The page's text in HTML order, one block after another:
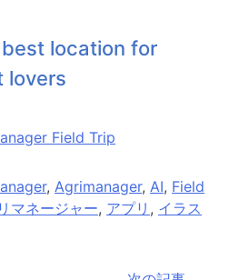
location for
lovers
Field Trip
, Agrimanager, AI, Field
マネージャー, アプリ , イラス